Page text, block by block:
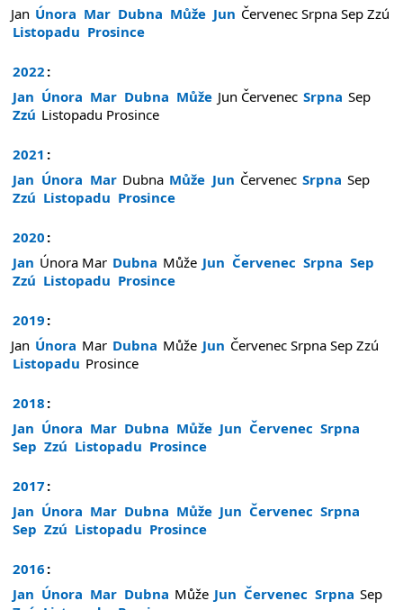
Jan Února Mar Dubna Může Jun Červenec Srpna Sep Zzú
Listopadu Prosince
2022 :
Jan Února Mar Dubna Může Jun Červenec Srpna Sep
Zzú Listopadu Prosince
2021 :
Jan Února Mar Dubna Může Jun Červenec Srpna Sep
Zzú Listopadu Prosince
2020 :
Jan Února Mar Dubna Může Jun Červenec Srpna Sep
Zzú Listopadu Prosince
2019 :
Jan Února Mar Dubna Může Jun Červenec Srpna Sep Zzú
Listopadu Prosince
2018 :
Jan Února Mar Dubna Může Jun Červenec Srpna
Sep Zzú Listopadu Prosince
2017 :
Jan Února Mar Dubna Může Jun Červenec Srpna
Sep Zzú Listopadu Prosince
2016 :
Jan Února Mar Dubna Může Jun Červenec Srpna Sep